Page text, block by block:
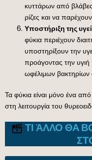
κυττάρων από
ρίζες και να
Υποστήριξη της
φύκια περιέχουν
υποστηρίξουν την
προάγοντας την
ωφέλιμων βακτηρίων
Τα φύκια είναι μόνο ένα
στη λειτουργία του
ΤΙ ΆΛΛΟ ΘΑ